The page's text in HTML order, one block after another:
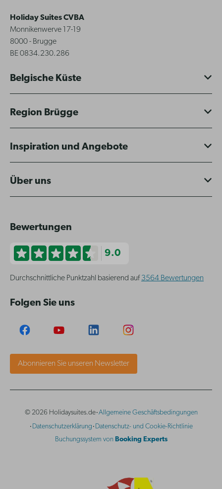
Holiday Suites CVBA
Monnikenwerve 17-19
8000 - Brugge
BE 0834.230.286
Belgische Küste
Region Brügge
Inspiration und Angebote
Über uns
Bewertungen
9.0
Durchschnittliche Punktzahl basierend auf3564 Bewertungen
Folgen Sie uns
Abonnieren Sie unseren Newsletter
© 2026 Holidaysuites.de·Allgemeine Geschäftsbedingungen
· Datenschutzerklärung · Datenschutz- und Cookie-Richtlinie
Buchungssystem von Booking Experts